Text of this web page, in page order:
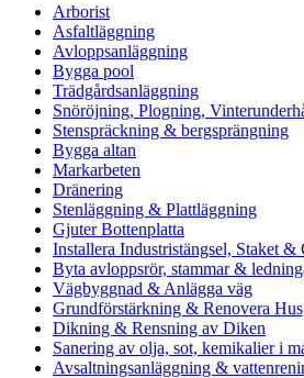
Arborist
Asfaltläggning
Avloppsanläggning
Bygga pool
Trädgårdsanläggning
Snöröjning, Plogning,
Stenspräckning & bergsprängning
Bygga altan
Markarbeten
Dränering
Stenläggning & Plattläggning
Gjuter Bottenplatta
Installera Industristängsel, Staket &
Byta avloppsrör, stammar &
Vägbyggnad & Anlägga väg
Grundförstärkning & Renovera
Dikning & Rensning av Diken
Sanering av olja, sot, kemikalier i
Avsaltningsanläggning &